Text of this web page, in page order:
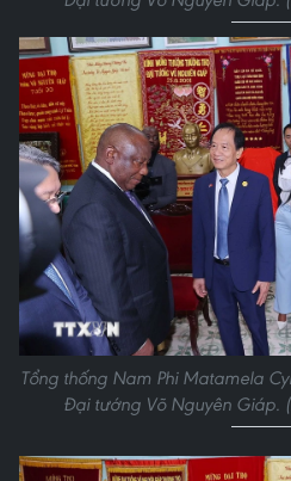
Tổng thống Nam Phi Matamela
Đại tướng Võ Nguyên Giáp.